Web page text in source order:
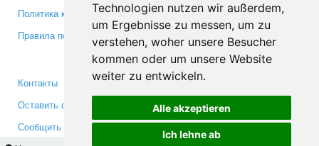
Technologien nutzen wir außerdem,
um Ergebnisse zu messen, um zu
verstehen, woher unsere Besucher
kommen oder um unsere Website
weiter zu entwickeln.
Alle akzeptieren
Ich lehne ab
Политика конфиденциальности
Правила пользования
Инвесторам
Медиа
Контакты
Оставить отзыв
Сообщить об ошибке
Facebook
Twitter
YouTube